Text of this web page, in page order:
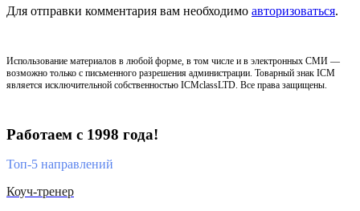
Для отправки комментария вам необходимо авторизоваться.
Использование материалов в любой форме, в том числе и в электронных СМИ —
возможно только с письменного разрешения администрации. Товарный знак ICM
является исключительной собственностью ICMclassLTD. Все права защищены.
Работаем с 1998 года!
Топ-5 направлений
Коуч-тренер